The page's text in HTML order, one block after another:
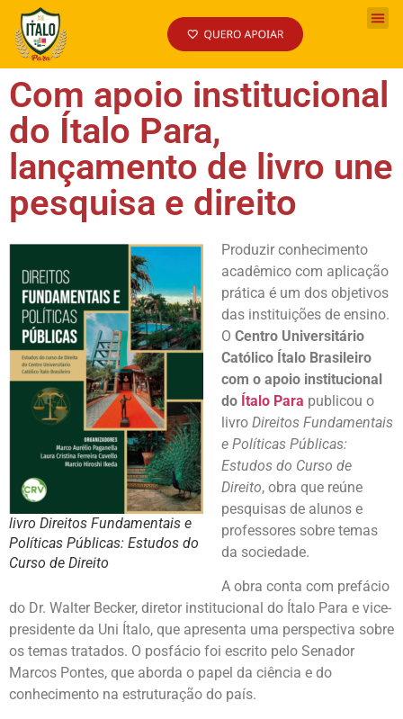
Com apoio institucional
do Ítalo Para,
lançamento de livro une
pesquisa e direito
livro Direitos Fundamentais e
Políticas Públicas: Estudos do
Curso de Direito
Produzir conhecimento
acadêmico com aplicação
prática é um dos objetivos
das instituições de ensino.
O Centro Universitário
Católico Ítalo Brasileiro
com o apoio institucional
do Ítalo Para publicou o
livro Direitos Fundamentais
e Políticas Públicas:
Estudos do Curso de
Direito, obra que reúne
pesquisas de alunos e
professores sobre temas
da sociedade.
A obra conta com prefácio
do Dr. Walter Becker, diretor institucional do Ítalo Para e vice-
presidente da Uni Ítalo, que apresenta uma perspectiva sobre
os temas tratados. O posfácio foi escrito pelo Senador
Marcos Pontes, que aborda o papel da ciência e do
conhecimento na estruturação do país.